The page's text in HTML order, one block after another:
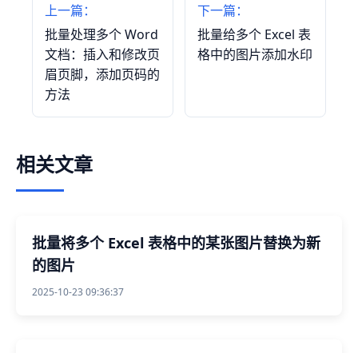
上一篇：
批量处理多个 Word
文档：插入和修改页
眉页脚，添加页码的
方法
下一篇：
批量给多个 Excel 表
格中的图片添加水印
相关文章
批量将多个 Excel 表格中的某张图片替换为新
的图片
2025-10-23 09:36:37